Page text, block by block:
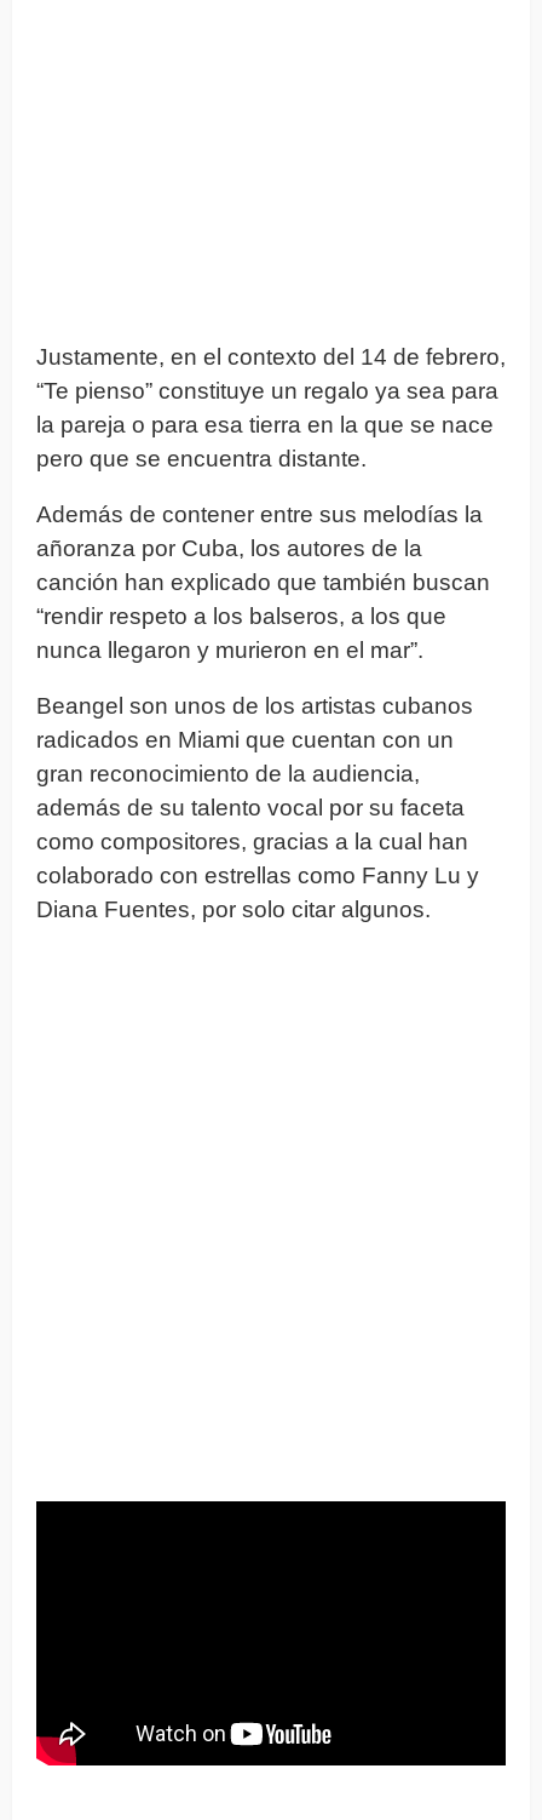
Justamente, en el contexto del 14 de febrero,
“Te pienso” constituye un regalo ya sea para
la pareja o para esa tierra en la que se nace
pero que se encuentra distante.
Además de contener entre sus melodías la
añoranza por Cuba, los autores de la
canción han explicado que también buscan
“rendir respeto a los balseros, a los que
nunca llegaron y murieron en el mar”.
Beangel son unos de los artistas cubanos
radicados en Miami que cuentan con un
gran reconocimiento de la audiencia,
además de su talento vocal por su faceta
como compositores, gracias a la cual han
colaborado con estrellas como Fanny Lu y
Diana Fuentes, por solo citar algunos.